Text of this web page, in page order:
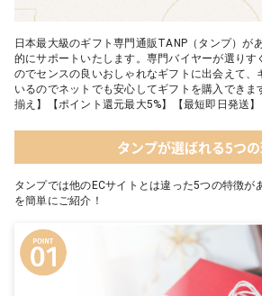
日本最大級のギフト専門通販TANP（タンプ）が
的にサポートいたします。専門バイヤーが選りす
のでセンスの良いおしゃれなギフトに出会えて、
いるのでネットでも安心してギフトを購入でき
揃え】【ポイント還元最大5%】【最短即日発送】
タンプが選ばれる5つ
タンプでは他のECサイトとは違った5つの特徴が
を簡単にご紹介！